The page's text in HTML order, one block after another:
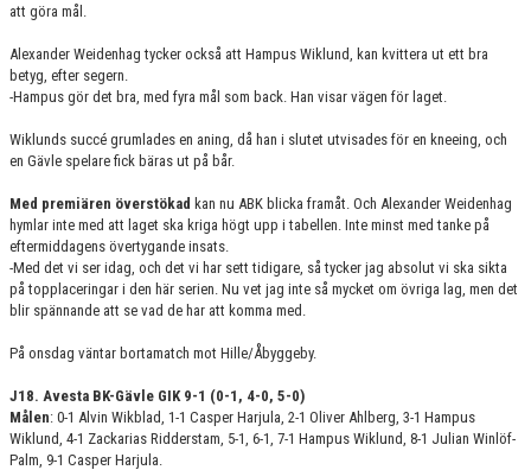
att göra mål.
Alexander Weidenhag tycker också att Hampus Wiklund, kan kvittera ut ett bra
betyg, efter segern.
-Hampus gör det bra, med fyra mål som back. Han visar vägen för laget.
Wiklunds succé grumlades en aning, då han i slutet utvisades för en kneeing, och
en Gävle spelare fick bäras ut på bår.
Med premiären överstökad kan nu ABK blicka framåt. Och Alexander Weidenhag
hymlar inte med att laget ska kriga högt upp i tabellen. Inte minst med tanke på
eftermiddagens övertygande insats.
-Med det vi ser idag, och det vi har sett tidigare, så tycker jag absolut vi ska sikta
på topplaceringar i den här serien. Nu vet jag inte så mycket om övriga lag, men det
blir spännande att se vad de har att komma med.
På onsdag väntar bortamatch mot Hille/Åbyggeby.
J18. Avesta BK-Gävle GIK 9-1 (0-1, 4-0, 5-0)
Målen: 0-1 Alvin Wikblad, 1-1 Casper Harjula, 2-1 Oliver Ahlberg, 3-1 Hampus
Wiklund, 4-1 Zackarias Ridderstam, 5-1, 6-1, 7-1 Hampus Wiklund, 8-1 Julian Winlöf-
Palm, 9-1 Casper Harjula.